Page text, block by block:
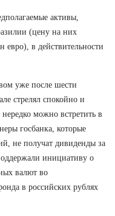
активы,
(цену на них
в действительности
уже после шести
стрелял спокойно и
можно встретить в
госбанка, которые
не получат дивиденды за
инициативу о
валют во
в российских рублях